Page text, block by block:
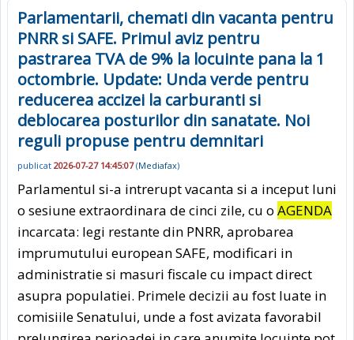
Parlamentarii, chemati din vacanta pentru
PNRR si SAFE. Primul aviz pentru
pastrarea TVA de 9% la locuinte pana la 1
octombrie. Update: Unda verde pentru
reducerea accizei la carburanti si
deblocarea posturilor din sanatate. Noi
reguli propuse pentru demnitari
publicat 2026-07-27 14:45:07(Mediafax)
Parlamentul si-a intrerupt vacanta si a inceput luni
o sesiune extraordinara de cinci zile, cu o AGENDA
incarcata: legi restante din PNRR, aprobarea
imprumutului european SAFE, modificari in
administratie si masuri fiscale cu impact direct
asupra populatiei. Primele decizii au fost luate in
comisiile Senatului, unde a fost avizata favorabil